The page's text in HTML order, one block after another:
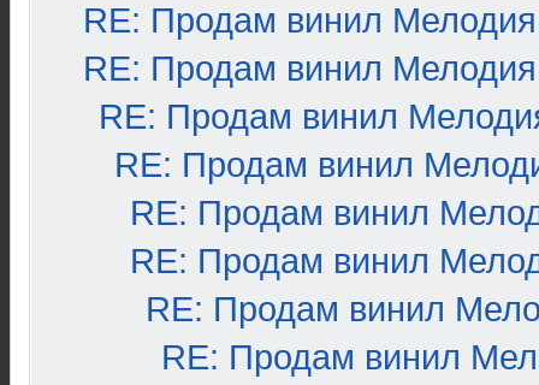
RE: Продам винил Мелодия
RE: Продам винил Мелодия
RE: Продам винил
RE: Продам винил
RE: Продам винил
RE: Продам винил
RE: Продам винил
RE: Продам винил